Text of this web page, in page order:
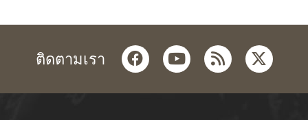
ติดตามเรา facebookyoutube
rss twitter